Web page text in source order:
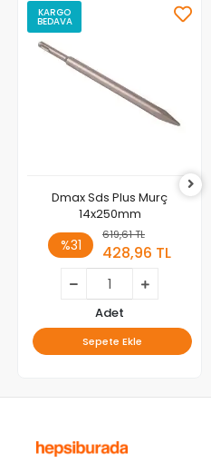
KARGO
BEDAVA
Dmax Sds Plus Murç
14x250mm
%31
619,61 TL
428,96 TL
Adet
Sepete Ekle